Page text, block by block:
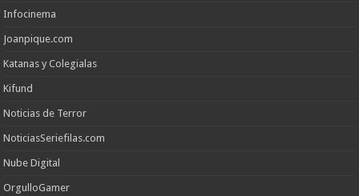
Infocinema
Joanpique.com
Katanas y Colegialas
Kifund
Noticias de Terror
NoticiasSeriefilas.com
Nube Digital
OrgulloGamer